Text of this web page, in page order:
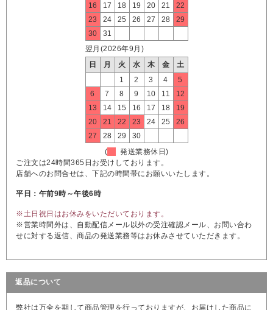
16
17 18 19 20 21
22
23
24 25 26 27 28
29
30
31
翌月(2026年9月)
日
月 火 水 木 金
土
1
2 3 4
5
6
7 8 9 10 11
12
13
14 15 16 17 18
19
20
21 22 23 24 25
26
27
28 29
30
(
発送業務休日)
ご注文は24時間365日お受けしております。
店舗へのお問合せは、下記の時間帯にお願いいたします。
平日：午前9時～午後6時
※土日祝日はお休みをいただいております。
※営業時間外は、自動配信メール以外の受注確認メール、お問い合わ
せに対する返信、商品の発送業務等はお休みさせていただきます。
返品について
弊社は万全を期して商品管理を行っておりますが、お届けした商品に